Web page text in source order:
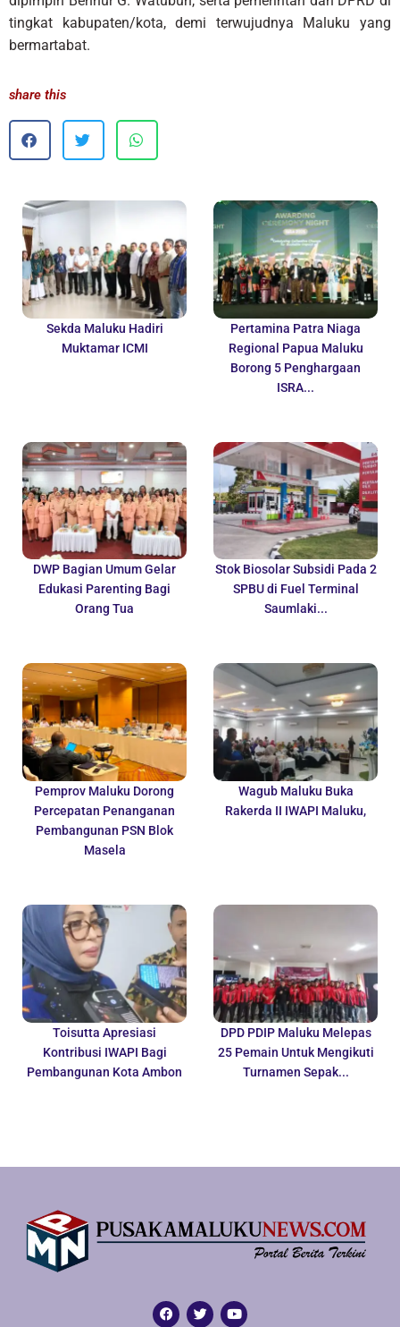
tingkat kabupaten/kota, demi terwujudnya Maluku yang
bermartabat.
share this
Sekda Maluku Hadiri
Muktamar ICMI
Pertamina Patra Niaga
Regional Papua Maluku
Borong 5 Penghargaan
ISRA...
DWP Bagian Umum Gelar
Edukasi Parenting Bagi
Orang Tua
Stok Biosolar Subsidi Pada 2
SPBU di Fuel Terminal
Saumlaki...
Pemprov Maluku Dorong
Percepatan Penanganan
Pembangunan PSN Blok
Masela
Wagub Maluku Buka
Rakerda II IWAPI Maluku,
Toisutta Apresiasi
Kontribusi IWAPI Bagi
Pembangunan Kota Ambon
DPD PDIP Maluku Melepas
25 Pemain Untuk Mengikuti
Turnamen Sepak...